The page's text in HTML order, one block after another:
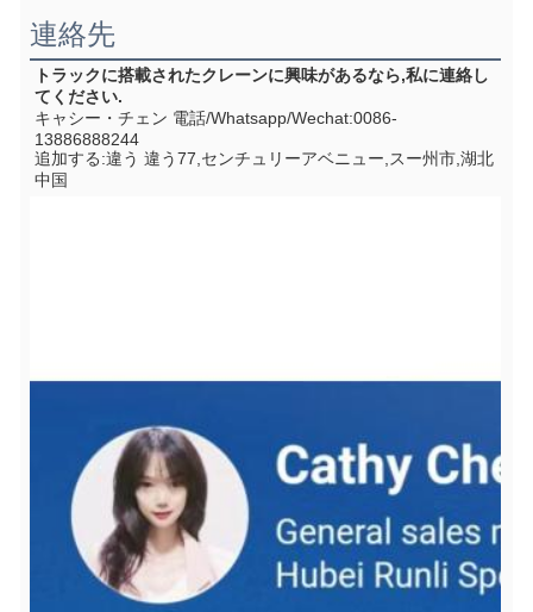
連絡先
トラックに搭載されたクレーンに興味があるなら,私に連絡し
てください.
キャシー・チェン 電話/Whatsapp/Wechat:0086-
13886888244
追加する:違う 違う77,センチュリーアベニュー,スー州市,湖北
中国